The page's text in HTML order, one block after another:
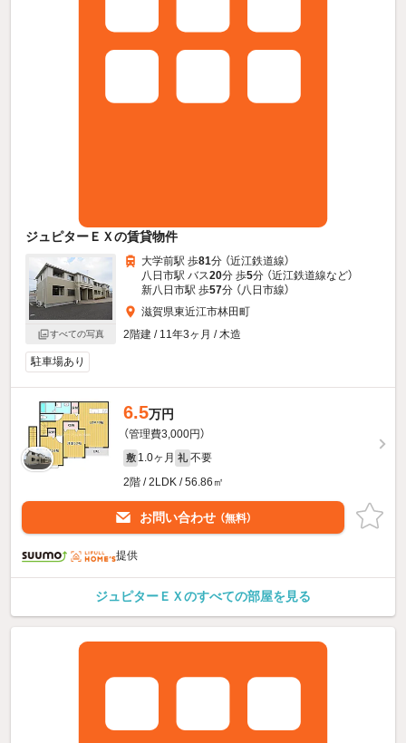
ジュピターＥＸの賃貸物件
すべての写真
大学前駅 歩81分 （近江鉄道線）
八日市駅 バス20分 歩5分 （近江鉄道線など）
新八日市駅 歩57分 （八日市線）
滋賀県東近江市林田町
2階建 / 11年3ヶ月 / 木造
駐車場あり
6.5万円
（管理費3,000円）
敷 1.0ヶ月 礼 不要
2階 / 2LDK / 56.86㎡
お問い合わせ （無料）
提供
ジュピターＥＸのすべての部屋を見る